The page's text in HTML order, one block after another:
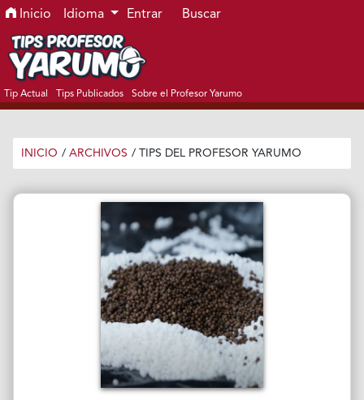
Ir al menú de navegación principal
Ir al contenido principal
Ir al pie de página del sitio
Inicio Idioma Entrar Buscar
Tip Actual Tips Publicados Sobre el Profesor Yarumo
INICIO / ARCHIVOS / TIPS DEL PROFESOR YARUMO